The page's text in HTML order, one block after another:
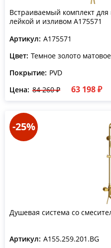
Встраиваемый комплект
лейкой и изливом A175571
Артикул: A175571
Цвет: Темное золото матовое
Покрытие: PVD
Цена: 84 260 ₽ 63 198 ₽
-25%
Душевая система со
Артикул: A155.259.201.BG